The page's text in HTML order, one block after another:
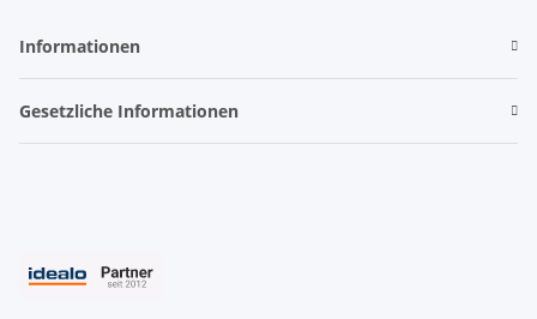
Informationen
Gesetzliche Informationen